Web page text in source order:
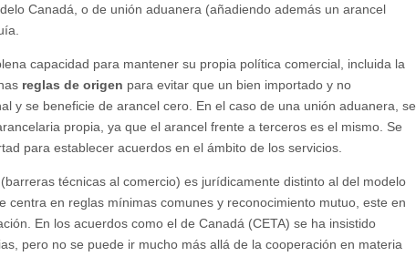
Canadá, o de unión aduanera (añadiendo además un arancel
capacidad para mantener su propia política comercial, incluida la
reglas de origen para evitar que un bien importado y no
y se beneficie de arancel cero. En el caso de una unión aduanera, se
propia, ya que el arancel frente a terceros es el mismo. Se
para establecer acuerdos en el ámbito de los servicios.
(barreras técnicas al comercio) es jurídicamente distinto al del modelo
centra en reglas mínimas comunes y reconocimiento mutuo, este en
En los acuerdos como el de Canadá (CETA) se ha insistido
pero no se puede ir mucho más allá de la cooperación en materia